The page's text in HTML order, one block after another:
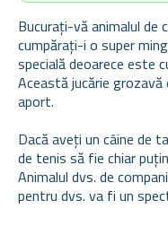
Bucurați-vă animalul de
cumpărați-i o super
specială deoarece este
Această jucărie
aport.
Dacă aveți un câine de
de tenis să fie chiar
Animalul dvs. de
pentru dvs. va fi un